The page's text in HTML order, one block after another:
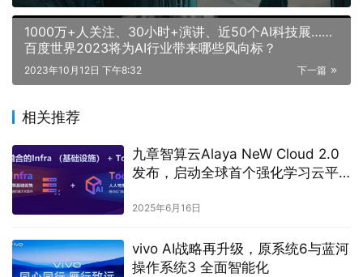
1000万+人关注、30小时+演讲、近50个AI科技展……
百度世界2023将为AI行业带来哪些风向标？
下一篇
2023年10月12日 下午8:32
相关推荐
九章智算云Alaya NeW Cloud 2.0
发布，启动全球首个强化学习云平
2025年6月16日
vivo AI战略再升级，原系统6与蓝河
操作系统3 全面智能化